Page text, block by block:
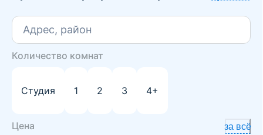
Адрес, район
Количество комнат
Студия 1 2 3 4+
Цена за всё